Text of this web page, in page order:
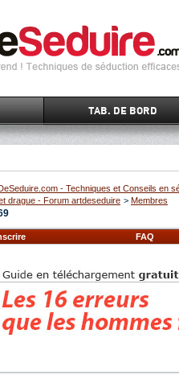
TAB. DE BORD
- Techniques et Conseils en
drague - Forum artdeseduire > Membres
FAQ